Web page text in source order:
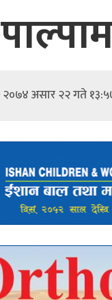
२०७४ असार २२ गते